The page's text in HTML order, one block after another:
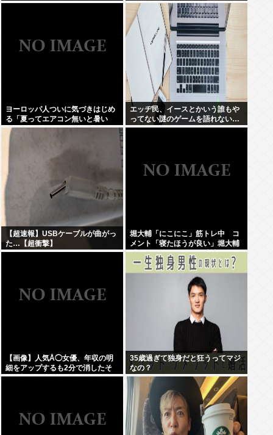
ヨーロッパ人ついに気づきはじめ
る「夏ってエアコン無いと暑い
わ」
エッヂ民、イースとかいう誰もや
ってない謎のゲームを語れない…
【超速報】USBケーブルが曲がっ
た…【超衝撃】
堀大輔「にこにこ」筋トレ中 コ
メント「寝たほうが良い」堀大輔
「！！」筋トレ器具を破壊
【画像】人気Å◯女優、年収の明
細をアップするも2分で消したそ
の金額www
35歳過ぎて独身だと狂うってマジ
なの？